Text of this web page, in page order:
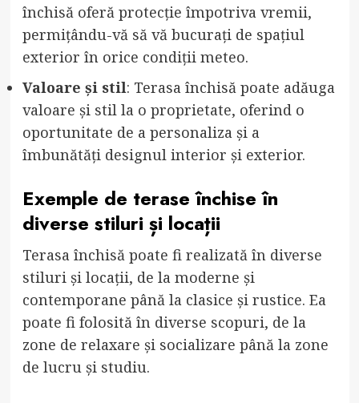
închisă oferă protecție împotriva vremii,
permițându-vă să vă bucurați de spațiul
exterior în orice condiții meteo.
Valoare și stil: Terasa închisă poate adăuga
valoare și stil la o proprietate, oferind o
oportunitate de a personaliza și a
îmbunătăți designul interior și exterior.
Exemple de terase închise în
diverse stiluri și locații
Terasa închisă poate fi realizată în diverse
stiluri și locații, de la moderne și
contemporane până la clasice și rustice. Ea
poate fi folosită în diverse scopuri, de la
zone de relaxare și socializare până la zone
de lucru și studiu.